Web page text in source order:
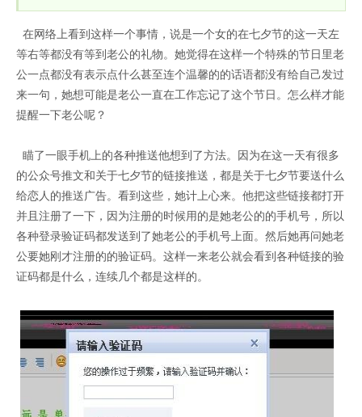
源接收资讯,手机短信验
证码网站
在网络上看到这样一个事情，说是一个女的在七夕节的这一天左
等右等都没有等到老公的礼物。她觉得在这样一个特殊的节日里老
公一点都没有表示点什么甚至连个温馨的的话语都没有给自己发过
来一句，她想可能是老公一直在工作忘记了这个节日。怎么样才能
提醒一下老公呢？
瞄了一眼手机上的各种推送他想到了方法。因为在这一天有很多
的公众号推文和关于七夕节的链接推送，都是关于七夕节要送什么
给恋人的推送广告。看到这些，她计上心来。他把这些链接都打开
并且注册了一下，因为注册的时候用的是她老公的的手机号，所以
各种登录验证码都发送到了她老公的手机号上面。然后她再问她老
公要她刚才注册的的验证码。这样一来老公就会看到各种链接的验
证码都是什么，连续几个都是这样的。